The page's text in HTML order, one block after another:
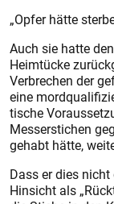
„Opfer hätte
Auch sie hatte
Heimtücke
Verbrechen der
eine
tische
Messerstichen
gehabt hätte,
Dass er dies
Hinsicht als